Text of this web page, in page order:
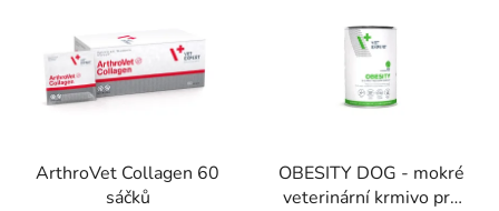
ArthroVet Collagen 60
sáčků
OBESITY DOG - mokré
veterinární krmivo pro